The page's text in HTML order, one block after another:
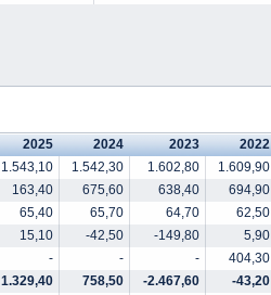
2025 2024 2023 2022
1.543,10 1.542,30 1.602,80 1.609,90
163,40 675,60 638,40 694,90
65,40 65,70 64,70 62,50
15,10 -42,50 -149,80 5,90
- - - 404,30
1.329,40 758,50 -2.467,60 -43,20